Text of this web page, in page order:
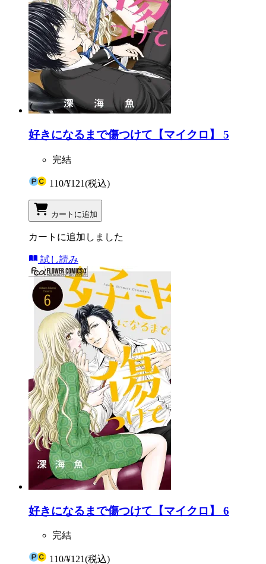
好きになるまで傷つけて【マイクロ】 5
完結
110/¥121(税込)
カートに追加
カートに追加しました
試し読み
好きになるまで傷つけて【マイクロ】 6
完結
110/¥121(税込)